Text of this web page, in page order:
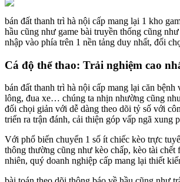
bán đất thanh trì hà nội cấp mang lại 1 kho
hầu cũng như game bài truyền thống cũng
nhập vào phía trên 1 nền tảng duy nhất, đối
Cá độ thể thao: Trải nghiệm cao
bán đất thanh trì hà nội cấp mang lại căn
lông, đua xe… chúng ta nhịn nhường cũng
đối chọi giản với dễ dàng theo dõi tỷ số với
triển ra trận đánh, cải thiện góp vấp ngã xung
Với phổ biến chuyển 1 số ít chiếc kèo trực
thông thường cũng như kèo chấp, kèo tài
nhiên, quý doanh nghiệp cấp mang lại thiết